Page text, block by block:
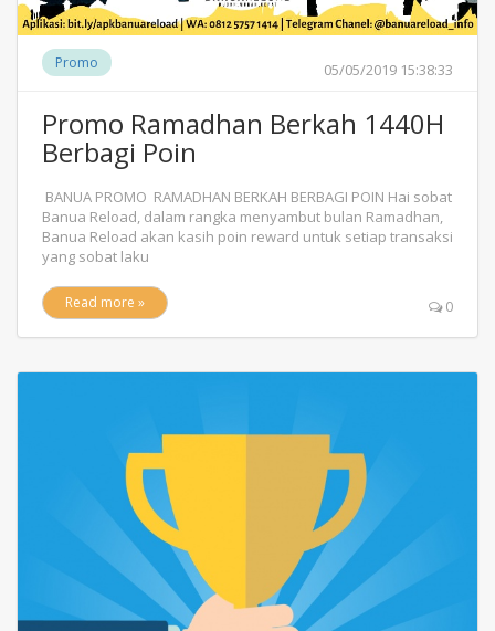
Promo 05/05/2019 15:38:33
Promo Ramadhan Berkah 1440H
Berbagi Poin
BANUA PROMO RAMADHAN BERKAH BERBAGI POIN Hai sobat
Banua Reload, dalam rangka menyambut bulan Ramadhan,
Banua Reload akan kasih poin reward untuk setiap transaksi
yang sobat laku
Read more » 0